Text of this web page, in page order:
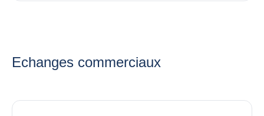
Echanges commerciaux